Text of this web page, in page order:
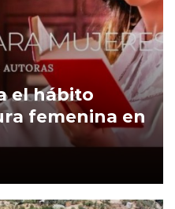
el hábito
femenina en